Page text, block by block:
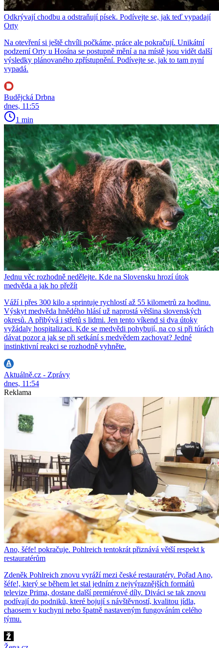
Odkrývají chodbu a odstraňují písek. Podívejte se, jak teď vypadají
Orty
Na otevření si ještě chvíli počkáme, práce ale pokračují. Unikátní
podzemí Orty u Hosína se postupně mění a na místě jsou vidět další
výsledky plánovaného zpřístupnění. Podívejte se, jak to tam nyní
vypadá.
Budějcká Drbna
dnes, 11:55
1 min
Jednu věc rozhodně nedělejte. Kde na Slovensku hrozí útok
medvěda a jak ho přežít
Váží i přes 300 kilo a sprintuje rychlostí až 55 kilometrů za hodinu.
Výskyt medvěda hnědého hlásí už naprostá většina slovenských
okresů. A přibývá i střetů s lidmi. Jen tento víkend si dva útoky
vyžádaly hospitalizaci. Kde se medvědi pohybují, na co si při túrách
dávat pozor a jak se při setkání s medvědem zachovat? Jedné
instinktivní reakci se rozhodně vyhněte.
Aktuálně.cz - Zprávy
dnes, 11:54
Reklama
Ano, šéfe! pokračuje. Pohlreich tentokrát přiznává větší respekt k
restauratérům
Zdeněk Pohlreich znovu vyráží mezi české restauratéry. Pořad Ano,
šéfe!, který se během let stal jedním z nejvýraznějších formátů
televize Prima, dostane další premiérové díly. Diváci se tak znovu
podívají do podniků, které bojují s návštěvností, kvalitou jídla,
chaosem v kuchyni nebo špatně nastaveným fungováním celého
týmu.